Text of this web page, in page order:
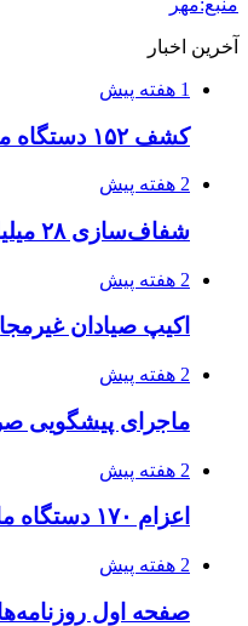
آخرین اخبار
1 هفته پیش
کشف ۱۵۲ دستگاه ماینر غیرمجاز در لرستان
2 هفته پیش
شفاف‌سازی ۲۸ میلیارد یورو تعهدات ارزی
2 هفته پیش
اکیپ صیادان
2 هفته پیش
ماجرای پیشگویی
2 هفته پیش
اعزام ۱۷۰ دستگاه ماشین‌آلات شهرداری تهران برای مراسم اربعین
2 هفته پیش
صفحه اول